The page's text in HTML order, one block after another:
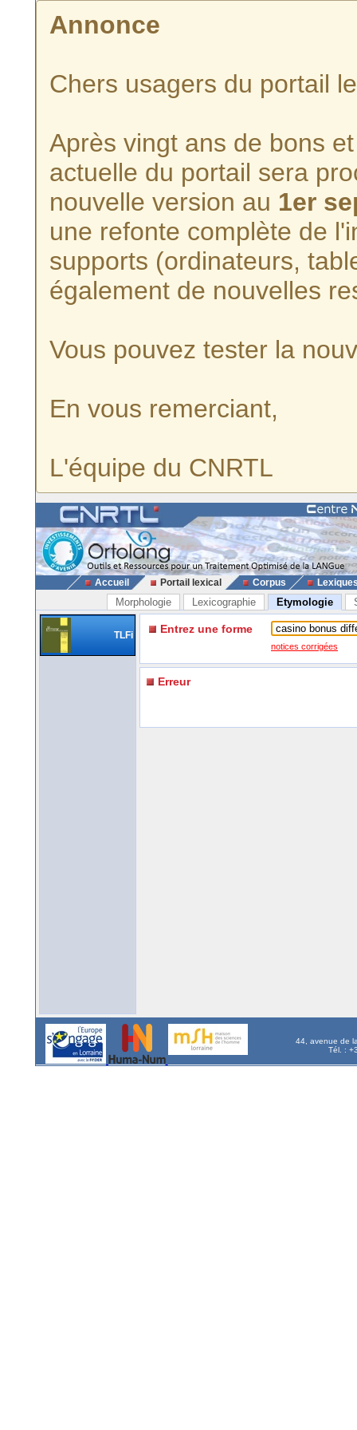
Annonce
Chers usagers du portail
Après vingt ans de bons
actuelle du portail sera
nouvelle version au 1er
une refonte complète de
supports (ordinateurs,
également de nouvelles
Vous pouvez tester la
En vous remerciant,
L'équipe du CNRTL
Accueil Portail lexical Corpus
Morphologie Lexicographie Etymologie
TLFi Entrez une forme
notices corrigées
Erreur
44, avenue de
Tél. :